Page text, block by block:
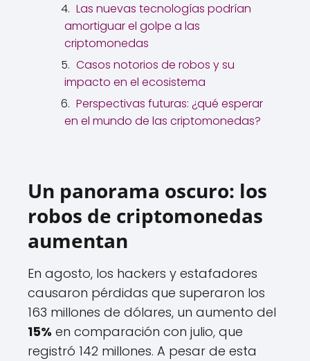
Las nuevas tecnologías podrían
amortiguar el golpe a las
criptomonedas
Casos notorios de robos y su
impacto en el ecosistema
Perspectivas futuras: ¿qué esperar
en el mundo de las criptomonedas?
Un panorama oscuro: los
robos de criptomonedas
aumentan
En agosto, los hackers y estafadores
causaron pérdidas que superaron los
163 millones de dólares, un aumento del
15% en comparación con julio, que
registró 142 millones. A pesar de esta